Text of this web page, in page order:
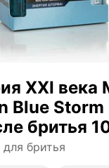
XXI века
Blue
бритья
бритья